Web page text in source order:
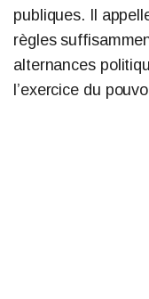
publiques. Il
règles
alternances
l’exercice du